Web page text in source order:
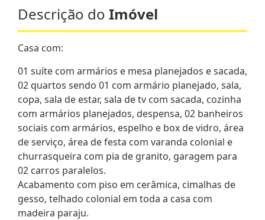
Descrição do Imóvel
Casa com:
01 suíte com armários e mesa planejados e sacada,
02 quartos sendo 01 com armário planejado, sala,
copa, sala de estar, sala de tv com sacada, cozinha
com armários planejados, despensa, 02 banheiros
sociais com armários, espelho e box de vidro, área
de serviço, área de festa com varanda colonial e
churrasqueira com pia de granito, garagem para
02 carros paralelos.
Acabamento com piso em cerâmica, cimalhas de
gesso, telhado colonial em toda a casa com
madeira paraju.